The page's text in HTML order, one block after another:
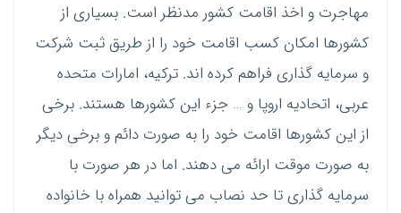
مهاجرت و اخذ اقامت کشور مدنظر است. بسیاری از
کشورها امکان کسب اقامت خود را از طریق ثبت شرکت
و سرمایه گذاری فراهم کرده اند. ترکیه، امارات متحده
عربی، اتحادیه اروپا و … جزء این کشورها هستند. برخی
از این کشورها اقامت خود را به صورت دائم و برخی دیگر
به صورت موقت ارائه می دهند. اما در هر صورت با
سرمایه گذاری تا حد نصاب می توانید همراه با خانواده